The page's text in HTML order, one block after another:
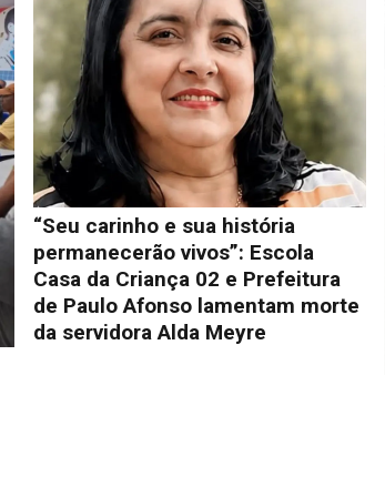
“Seu carinho e sua história
permanecerão vivos”: Escola
Casa da Criança 02 e Prefeitura
de Paulo Afonso lamentam morte
da servidora Alda Meyre